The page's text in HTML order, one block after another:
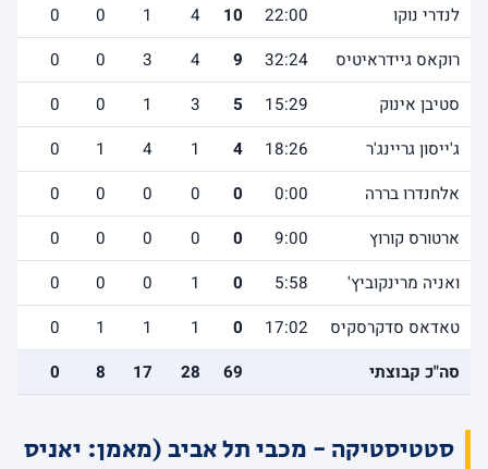
לנדרי נוקו
22:00
10
4
1
0
0
רוקאס גיידראיטיס
32:24
9
4
3
0
0
סטיבן אינוק
15:29
5
3
1
0
0
ג'ייסון גריינג'ר
18:26
4
1
4
1
0
אלחנדרו בררה
0:00
0
0
0
0
0
ארטורס קורוץ
9:00
0
0
0
0
0
ואניה מרינקוביץ'
5:58
0
1
0
0
0
טאדאס סדקרסקיס
17:02
0
1
1
1
0
סה"כ קבוצתי
69
28
17
8
0
סטטיסטיקה - מכבי תל אביב (מאמן: יאניס